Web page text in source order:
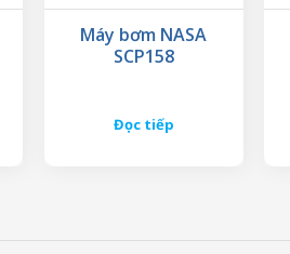
Máy bơm NASA
SCP158
Đọc tiếp